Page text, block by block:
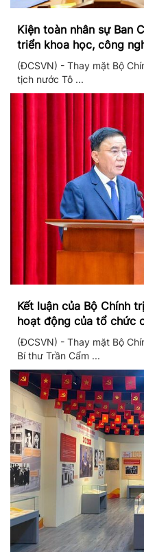
Kiện toàn nhân sự Ban
triển khoa học, công
chuyển đổi số
(ĐCSVN) - Thay mặt Bộ
tịch nước Tô ...
Kết luận của Bộ Chính
hoạt động của tổ chức
II/2026
(ĐCSVN) - Thay mặt Bộ
Bí thư Trần Cẩm ...